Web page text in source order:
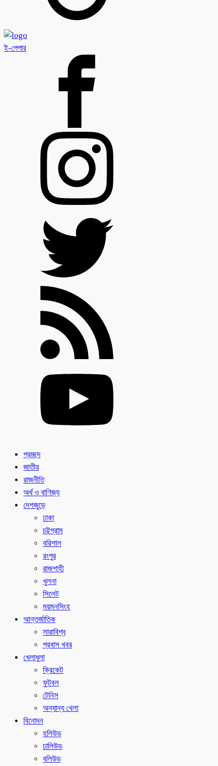
ই-পেপার
প্রচ্ছদ
জাতীয়
রাজনীতি
অর্থ ও বাণিজ্য
দেশজুড়ে
ঢাকা
চট্টগ্রাম
বরিশাল
রংপুর
রাজশাহী
খুলনা
সিলেট
ময়মনসিংহ
আন্তর্জাতিক
সারাবিশ্ব
প্রবাস খবর
খেলাধুলা
ক্রিকেট
ফুটবল
টেনিস
অন্যান্য খেলা
বিনোদন
হলিউড
ঢালিউড
বলিউড